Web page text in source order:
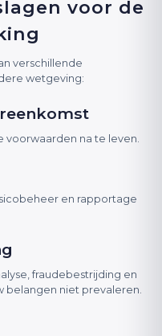
voor de
verschillende
wetgeving:
voorwaarden na te leven.
en rapportage
fraudebestrijding en
belangen niet prevaleren.